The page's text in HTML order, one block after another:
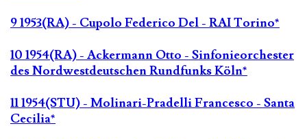
9 1953(RA) - Cupolo Federico Del - RAI Torino*
10 1954(RA) - Ackermann Otto - Sinfonieorchester
des Nordwestdeutschen Rundfunks Köln*
11 1954(STU) - Molinari-Pradelli Francesco - Santa
Cecilia*